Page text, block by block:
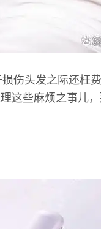
伤头发之际还枉
这些麻烦之事儿